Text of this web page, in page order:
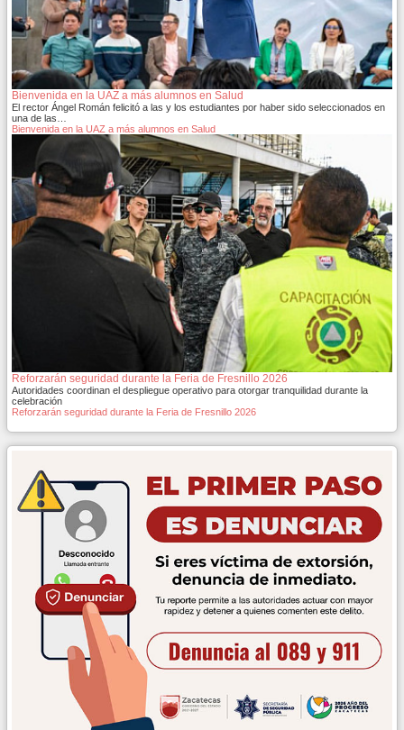
Bienvenida en la UAZ a más alumnos en Salud
El rector Ángel Román felicitó a las y los estudiantes por haber sido seleccionados en
una de las…
Bienvenida en la UAZ a más alumnos en Salud
Reforzarán seguridad durante la Feria de Fresnillo 2026
Autoridades coordinan el despliegue operativo para otorgar tranquilidad durante la
celebración
Reforzarán seguridad durante la Feria de Fresnillo 2026